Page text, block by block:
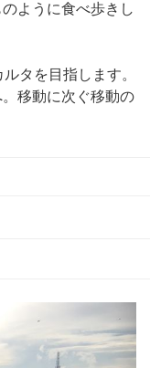
ように食べ歩きし
タを目指します。
移動に次ぐ移動の